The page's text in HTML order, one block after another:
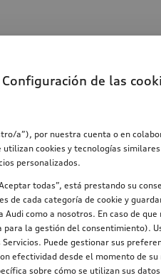
de nieve Diámetro de la
Configuración de las
a”), por nuestra cuenta o en
cookies y tecnologías
personalizados.
todas”, está prestando su
cada categoría de cookie y
como a nosotros. En caso de
la gestión del consentimiento).
Puede gestionar sus
efectividad desde el momento de
sobre cómo se utilizan sus